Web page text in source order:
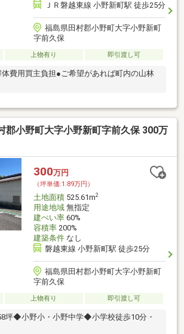
ＪＲ磐越東線 小野新町駅 徒歩25分
福島県田村郡小野町大字小野新町
字前久保
上物有り 即引渡し可
費用買主負担●ご希望があれば町内の山林
郡小野町大字小野新町字前久保 300万
300万円
（坪単価:1.89万円）
土地面積525.61m2
用途地域無指定
建ぺい率60%
容積率200%
建築条件なし
磐越東線 小野新町駅 徒歩25分
福島県田村郡小野町大字小野新町
字前久保
上物有り 即引渡し可
坪◆小野小・小野中学◆小学校徒歩10分・